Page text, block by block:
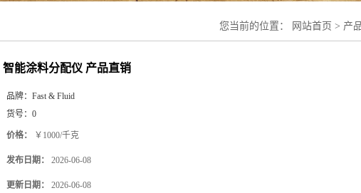
您当前的位置： 网站首页 > 产
智能涂料分配仪 产品直销
品牌： Fast & Fluid
货号： 0
价格： ￥1000/千克
发布日期： 2026-06-08
更新日期： 2026-06-08